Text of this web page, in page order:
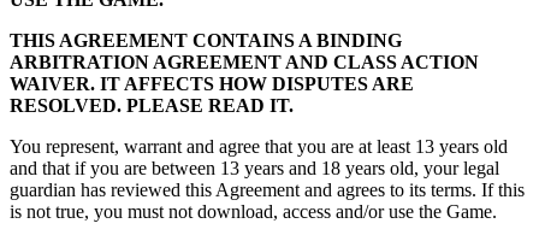
THIS AGREEMENT CONTAINS A BINDING
ARBITRATION AGREEMENT AND CLASS ACTION
WAIVER. IT AFFECTS HOW DISPUTES ARE
RESOLVED. PLEASE READ IT.
You represent, warrant and agree that you are at least 13 years old
and that if you are between 13 years and 18 years old, your legal
guardian has reviewed this Agreement and agrees to its terms. If this
is not true, you must not download, access and/or use the Game.